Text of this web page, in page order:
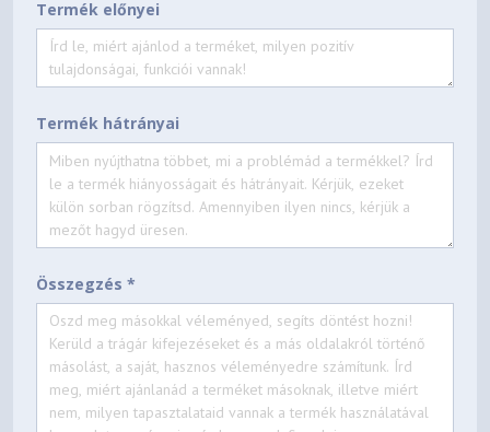
Termék előnyei
Termék hátrányai
Összegzés *